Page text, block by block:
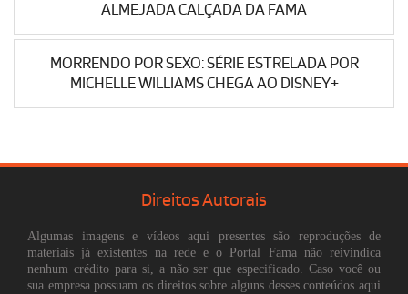
ALMEJADA CALÇADA DA FAMA
MORRENDO POR SEXO: SÉRIE ESTRELADA POR
MICHELLE WILLIAMS CHEGA AO DISNEY+
Direitos Autorais
Algumas imagens e vídeos aqui presentes são reproduções de
materiais já existentes na rede e o Portal Fama não reivindica
nenhum crédito para si, a não ser que especificado. Caso você ou
sua empresa possuam os direitos sobre alguns desses conteúdos aqui